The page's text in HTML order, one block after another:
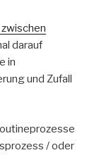
darauf
in
und Zufall
/ oder